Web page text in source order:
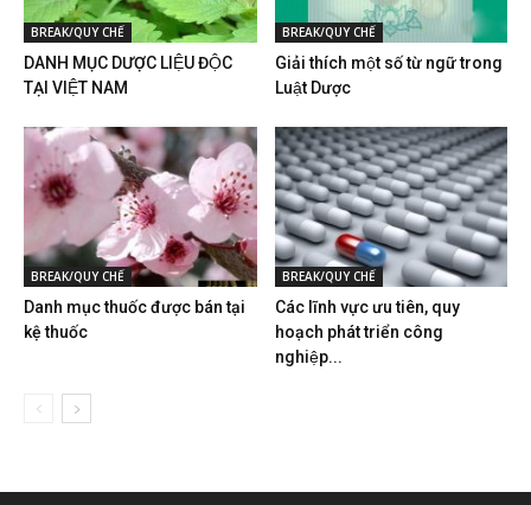
BREAK/QUY CHẾ
DANH MỤC DƯỢC LIỆU ĐỘC
TẠI VIỆT NAM
BREAK/QUY CHẾ
Giải thích một số từ ngữ trong
Luật Dược
BREAK/QUY CHẾ
Danh mục thuốc được bán tại
kệ thuốc
BREAK/QUY CHẾ
Các lĩnh vực ưu tiên, quy
hoạch phát triển công
nghiệp...